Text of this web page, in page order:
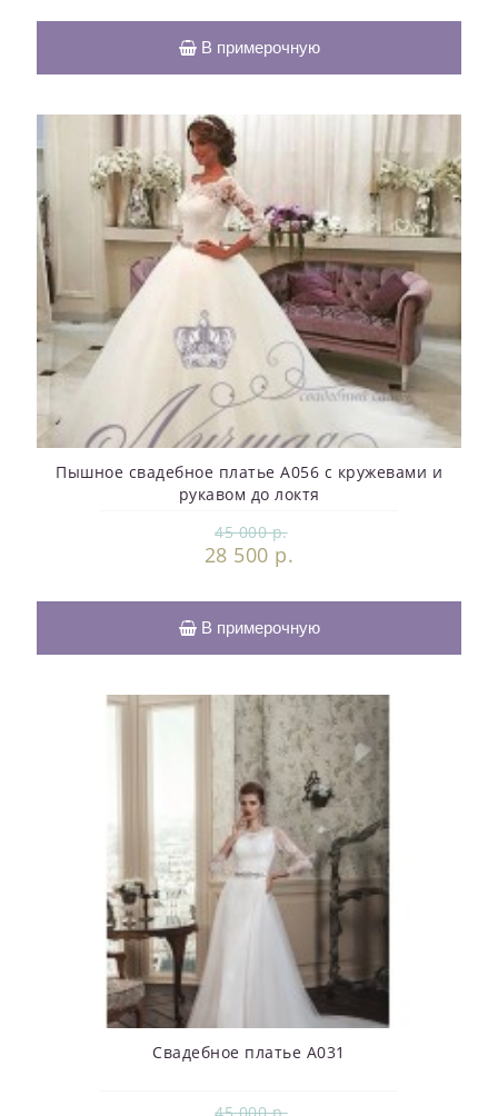
В примерочную
Пышное свадебное платье A056 с кружевами и
рукавом до локтя
45 000 р.
28 500 р.
В примерочную
Свадебное платье А031